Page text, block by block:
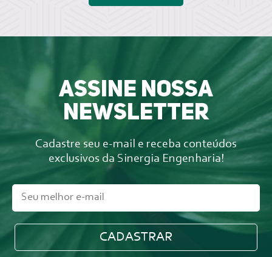
Assine nossa
newsletter
Cadastre seu e-mail e receba conteúdos
exclusivos da Sinergia Engenharia!